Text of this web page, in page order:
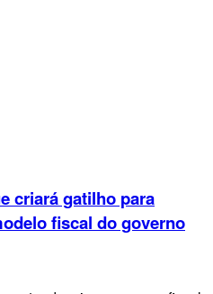
criará gatilho para
fiscal do governo